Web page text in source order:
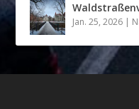
Jan. 25, 2026 |